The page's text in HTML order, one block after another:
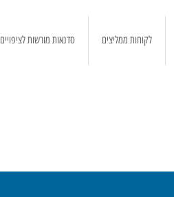
לקוחות ממליצים סדנאות מורשות לציפויים